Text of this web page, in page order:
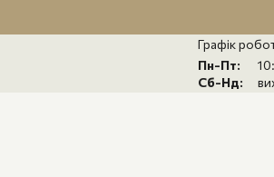
Графік
Пн-Пт:
Сб-Нд: